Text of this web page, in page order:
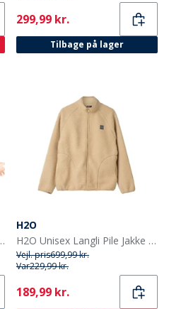
Current
299,99 kr.
Tilbage på lager
Jakke Blå
H2O
H2O Unisex Langli Pile Jakke 3575 Beige
Vejl. pris699,99 kr.
Var229,99 kr.
Current
189,99 kr.